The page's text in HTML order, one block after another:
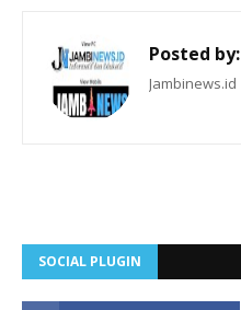
Posted by:
Jambinews.id
SOCIAL PLUGIN